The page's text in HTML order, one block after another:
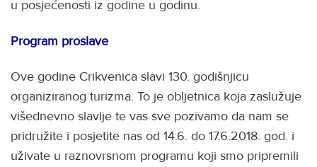
u posjećenosti iz godine u godinu.
Program proslave
Ove godine Crikvenica slavi 130. godišnjicu
organiziranog turizma. To je obljetnica koja zaslužuje
višednevno slavlje te vas sve pozivamo da nam se
pridružite i posjetite nas od 14.6. do 17.6.2018. god. i
uživate u raznovrsnom programu koji smo pripremili